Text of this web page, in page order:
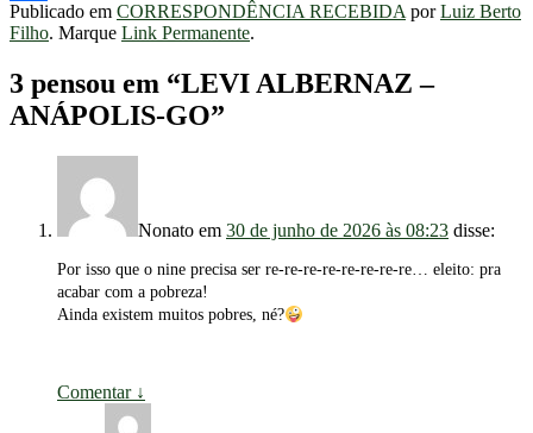
Share
Publicado em CORRESPONDÊNCIA RECEBIDA porLuiz Berto
Filho. Marque Link Permanente.
3 pensou em “LEVI ALBERNAZ –
ANÁPOLIS-GO”
Nonato em 30 de junho de 2026 às 08:23 disse:
Por isso que o nine precisa ser re-re-re-re-re-re-re-re… eleito: pra
acabar com a pobreza!
Ainda existem muitos pobres, né?
Comentar ↓